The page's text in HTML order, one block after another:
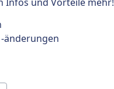
Infos und Vorteile mehr!
änderungen